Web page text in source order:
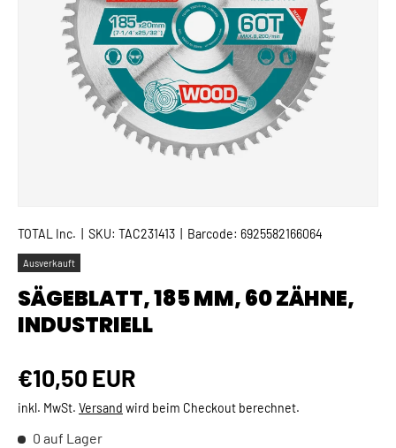
TOTAL Inc. SKU: TAC231413 Barcode: 6925582166064
Ausverkauft
SÄGEBLATT, 185 MM, 60 ZÄHNE,
INDUSTRIELL
Normaler Preis
€10,50 EUR
inkl. MwSt. Versand wird beim Checkout berechnet.
0 auf Lager